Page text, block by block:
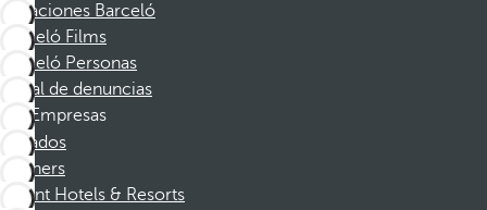
Vacaciones Barceló
Barceló Films
Barceló Personas
Canal de denuncias
Empresas
Afiliados
Partners
Dorint Hotels & Resorts